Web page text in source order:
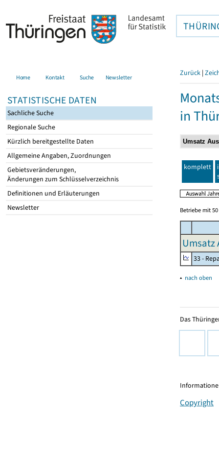
Home Kontakt Suche Newsletter
STATISTISCHE DATEN
Sachliche Suche
Regionale Suche
Kürzlich bereitgestellte Daten
Allgemeine Angaben, Zuordnungen
Gebietsveränderungen,
Änderungen zum Schlüsselverzeichnis
Definitionen und Erläuterungen
Newsletter
Zurück |
in
komplett
Betriebe mit
Umsatz
33 -
▴ nach oben
Das
Copyright